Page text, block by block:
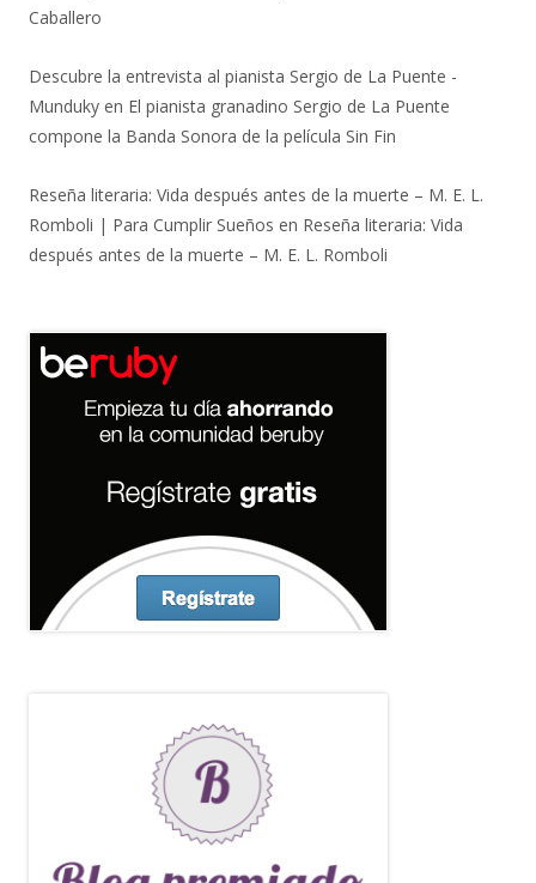
Caballero
Descubre la entrevista al pianista Sergio de La Puente -
Munduky en El pianista granadino Sergio de La Puente
compone la Banda Sonora de la película Sin Fin
Reseña literaria: Vida después antes de la muerte – M. E. L.
Romboli | Para Cumplir Sueños en Reseña literaria: Vida
después antes de la muerte – M. E. L. Romboli